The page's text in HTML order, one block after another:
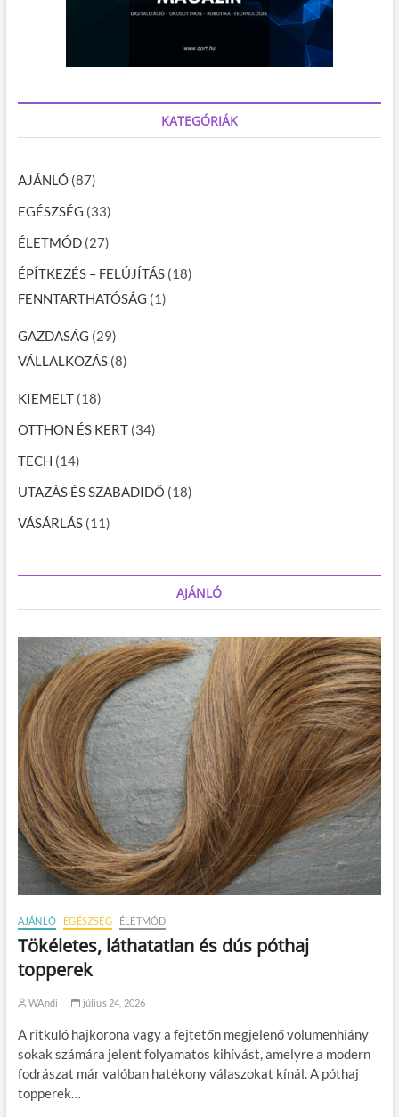
KATEGÓRIÁK
AJÁNLÓ(87)
EGÉSZSÉG (33)
ÉLETMÓD(27)
ÉPÍTKEZÉS – FELÚJÍTÁS(18)
FENNTARTHATÓSÁG (1)
GAZDASÁG (29)
VÁLLALKOZÁS(8)
KIEMELT(18)
OTTHON ÉS KERT(34)
TECH (14)
UTAZÁS ÉS SZABADIDŐ (18)
VÁSÁRLÁS(11)
AJÁNLÓ
AJÁNLÓ EGÉSZSÉG ÉLETMÓD
Tökéletes, láthatatlan és dús póthaj
topperek
WAndi július 24, 2026
A ritkuló hajkorona vagy a fejtetőn megjelenő volumenhiány
sokak számára jelent folyamatos kihívást, amelyre a modern
fodrászat már valóban hatékony válaszokat kínál. A póthaj
topperek…